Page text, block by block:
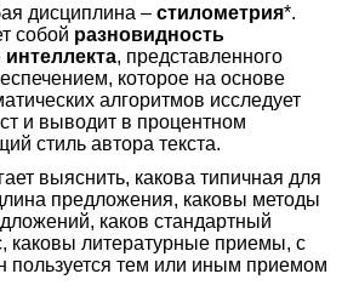
дисциплина – стилометрия*.
собой разновидность
интеллекта, представленного
которое на основе
алгоритмов исследует
и выводит в процентном
стиль автора текста.
выяснить, какова типичная для
предложения, каковы методы
каков стандартный
каковы литературные приемы, с
пользуется тем или иным приемом